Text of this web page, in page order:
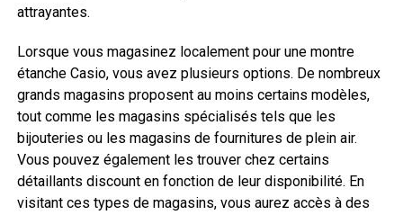
attrayantes.
Lorsque vous magasinez localement pour une montre
étanche Casio, vous avez plusieurs options. De nombreux
grands magasins proposent au moins certains modèles,
tout comme les magasins spécialisés tels que les
bijouteries ou les magasins de fournitures de plein air.
Vous pouvez également les trouver chez certains
détaillants discount en fonction de leur disponibilité. En
visitant ces types de magasins, vous aurez accès à des